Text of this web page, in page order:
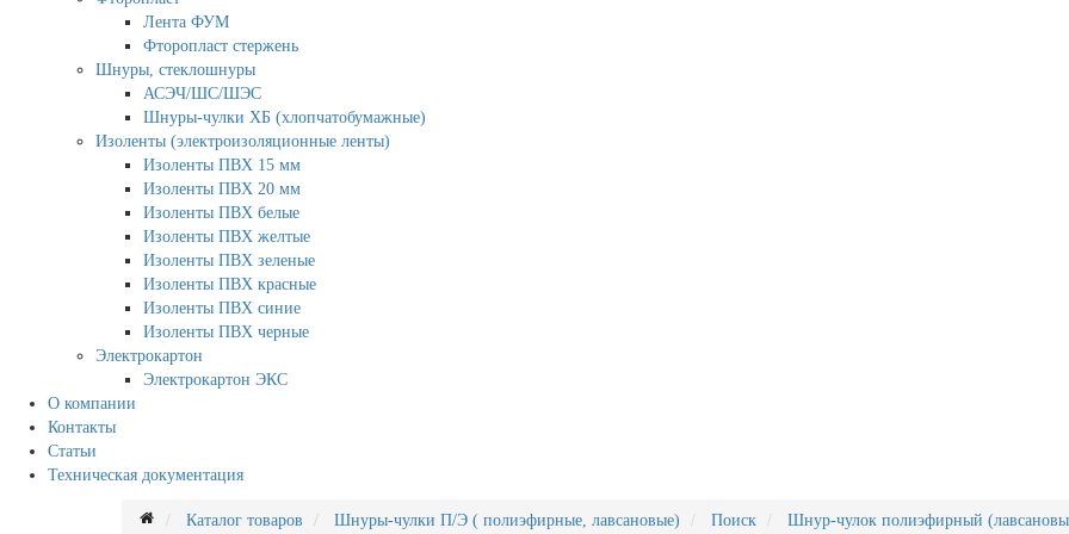
Лента ФУМ
Фторопласт стержень
Шнуры, стеклошнуры
АСЭЧ/ШС/ШЭС
Шнуры-чулки ХБ (хлопчатобумажные)
Изоленты (электроизоляционные ленты)
Изоленты ПВХ 15 мм
Изоленты ПВХ 20 мм
Изоленты ПВХ белые
Изоленты ПВХ желтые
Изоленты ПВХ зеленые
Изоленты ПВХ красные
Изоленты ПВХ синие
Изоленты ПВХ черные
Электрокартон
Электрокартон ЭКС
О компании
Контакты
Статьи
Техническая документация
Каталог товаров Шнуры-чулки П/Э ( полиэфирные, лавсановые) Поиск Шнур-чулок полиэфирный